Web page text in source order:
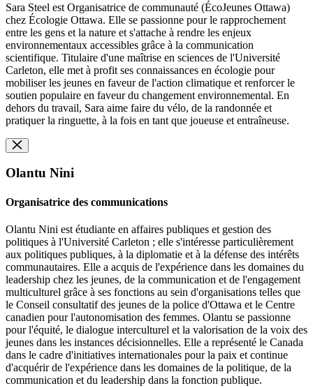
Sara Steel est Organisatrice de communauté (ÉcoJeunes Ottawa)
chez Écologie Ottawa. Elle se passionne pour le rapprochement
entre les gens et la nature et s'attache à rendre les enjeux
environnementaux accessibles grâce à la communication
scientifique. Titulaire d'une maîtrise en sciences de l'Université
Carleton, elle met à profit ses connaissances en écologie pour
mobiliser les jeunes en faveur de l'action climatique et renforcer le
soutien populaire en faveur du changement environnemental. En
dehors du travail, Sara aime faire du vélo, de la randonnée et
pratiquer la ringuette, à la fois en tant que joueuse et entraîneuse.
Olantu Nini
Organisatrice des communications
Olantu Nini est étudiante en affaires publiques et gestion des
politiques à l'Université Carleton ; elle s'intéresse particulièrement
aux politiques publiques, à la diplomatie et à la défense des intérêts
communautaires. Elle a acquis de l'expérience dans les domaines du
leadership chez les jeunes, de la communication et de l'engagement
multiculturel grâce à ses fonctions au sein d'organisations telles que
le Conseil consultatif des jeunes de la police d'Ottawa et le Centre
canadien pour l'autonomisation des femmes. Olantu se passionne
pour l'équité, le dialogue interculturel et la valorisation de la voix des
jeunes dans les instances décisionnelles. Elle a représenté le Canada
dans le cadre d'initiatives internationales pour la paix et continue
d'acquérir de l'expérience dans les domaines de la politique, de la
communication et du leadership dans la fonction publique.